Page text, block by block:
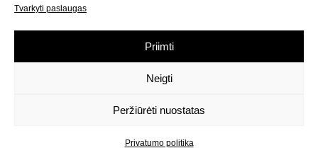
Tvarkyti paslaugas
Priimti
Neigti
Peržiūrėti nuostatas
Privatumo politika
savo pirmam apsipirkimui mūsų el. parduotuvėje!